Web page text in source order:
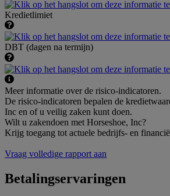
Kredietlimiet
DBT (dagen na termijn)
Meer informatie over de risico-indicatoren.
De risico-indicatoren bepalen de
Inc en of u veilig zaken kunt doen.
Wilt u zakendoen met Horseshoe, Inc?
Krijg toegang tot actuele bedrijfs- en
Vraag volledige rapport aan
Betalingservaringen